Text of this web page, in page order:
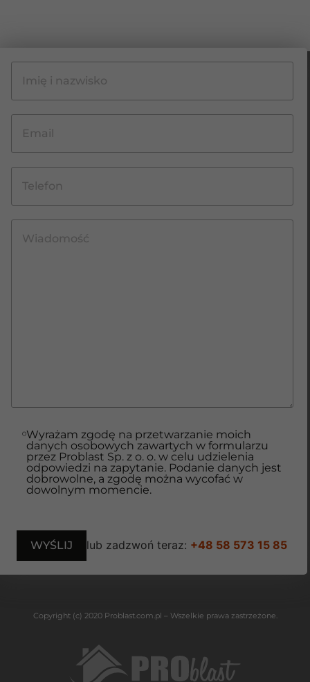
Wyrażam zgodę na przetwarzanie moich
danych osobowych zawartych w formularzu
przez Problast Sp. z o. o. w celu udzielenia
odpowiedzi na zapytanie. Podanie danych jest
dobrowolne, a zgodę można wycofać w
dowolnym momencie.
lub zadzwoń teraz: +48 58 573 15 85
Copyright (c) 2020 Problast.com.pl – Wszelkie prawa zastrzeżone.